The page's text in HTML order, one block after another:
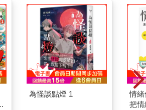
為怪談點燈 1
情
把